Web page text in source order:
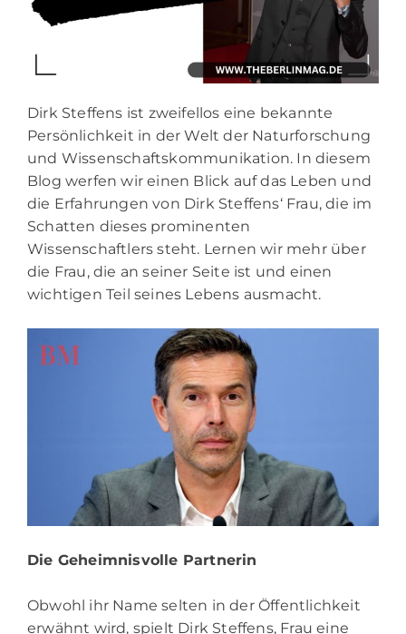
Dirk Steffens ist zweifellos eine bekannte
Persönlichkeit in der Welt der Naturforschung
und Wissenschaftskommunikation. In diesem
Blog werfen wir einen Blick auf das Leben und
die Erfahrungen von Dirk Steffens‘ Frau, die im
Schatten dieses prominenten
Wissenschaftlers steht. Lernen wir mehr über
die Frau, die an seiner Seite ist und einen
wichtigen Teil seines Lebens ausmacht.
Die Geheimnisvolle Partnerin
Obwohl ihr Name selten in der Öffentlichkeit
erwähnt wird, spielt Dirk Steffens‚ Frau eine